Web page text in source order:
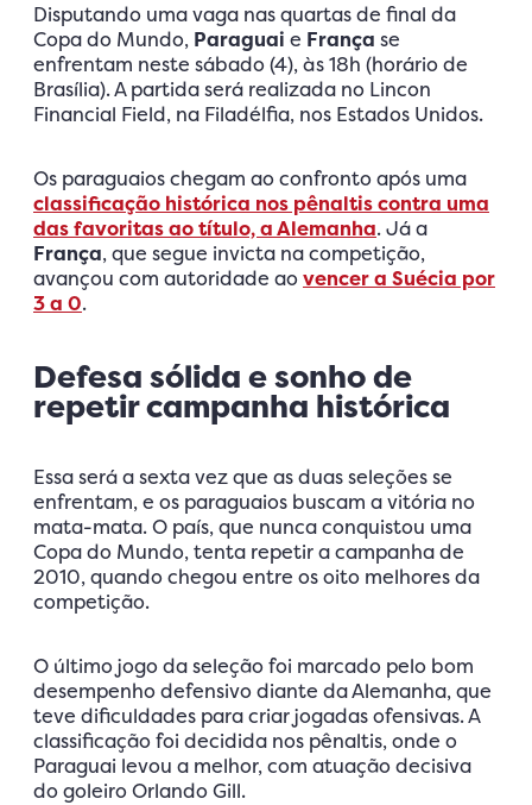
Disputando uma vaga nas quartas de final da
Copa do Mundo, Paraguai e França se
enfrentam neste sábado (4), às 18h (horário de
Brasília). A partida será realizada no Lincon
Financial Field, na Filadélfia, nos Estados Unidos.
Os paraguaios chegam ao confronto após uma
classificação histórica nos pênaltis contra uma
das favoritas ao título, a Alemanha. Já a
França, que segue invicta na competição,
avançou com autoridade aovencer a Suécia por
3 a 0.
Defesa sólida e sonho de
repetir campanha histórica
Essa será a sexta vez que as duas seleções se
enfrentam, e os paraguaios buscam a vitória no
mata-mata. O país, que nunca conquistou uma
Copa do Mundo, tenta repetir a campanha de
2010, quando chegou entre os oito melhores da
competição.
O último jogo da seleção foi marcado pelo bom
desempenho defensivo diante da Alemanha, que
teve dificuldades para criar jogadas ofensivas. A
classificação foi decidida nos pênaltis, onde o
Paraguai levou a melhor, com atuação decisiva
do goleiro Orlando Gill.